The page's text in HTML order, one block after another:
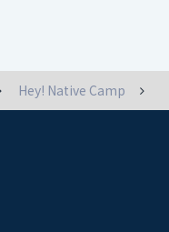
Hey! Native Camp